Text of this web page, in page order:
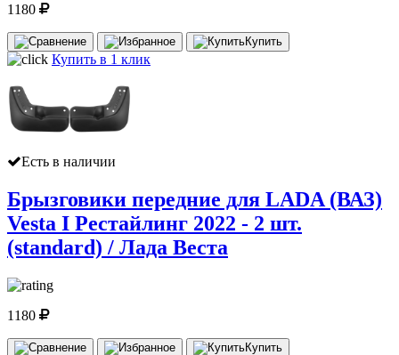
1180
Купить
Купить в 1 клик
Есть в наличии
Брызговики передние для LADA (ВАЗ)
Vesta I Рестайлинг 2022 - 2 шт.
(standard) / Лада Веста
1180
Купить